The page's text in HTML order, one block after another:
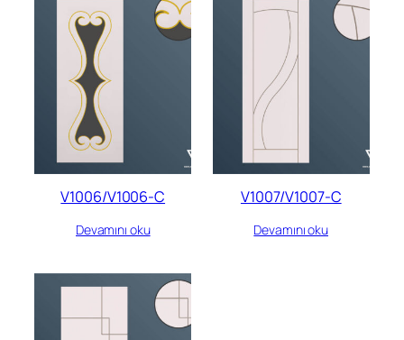
V1006/V1006-C
Devamını oku
V1007/V1007-C
Devamını oku